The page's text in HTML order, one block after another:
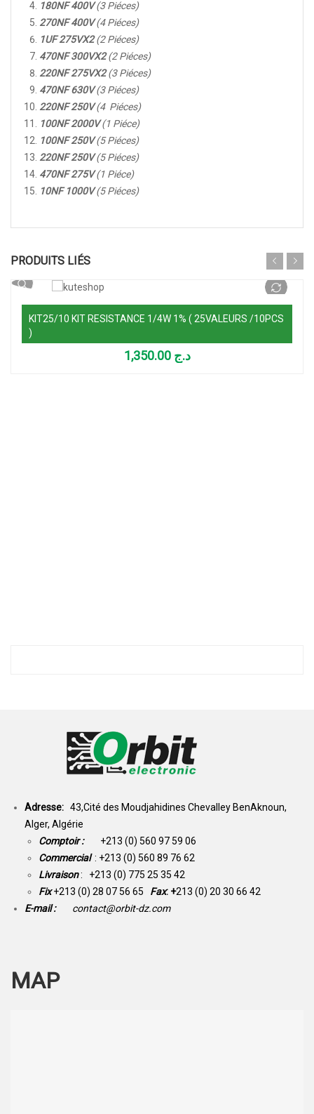
180NF 400V(3 Piéces)
270NF 400V(4 Piéces)
1UF 275VX2(2 Piéces)
470NF 300VX2(2 Piéces)
220NF 275VX2(3 Piéces)
470NF 630V(3 Piéces)
220NF 250V(4 Piéces)
100NF 2000V(1 Piéce)
100NF 250V(5 Piéces)
220NF 250V(5 Piéces)
470NF 275V(1 Piéce)
10NF 1000V(5 Piéces)
PRODUITS LIÉS
KIT25/10 KIT RESISTANCE 1/4W 1% ( 25VALEURS /10PCS
)
د.ج 1,350.00
Adresse: 43,Cité des Moudjahidines Chevalley BenAknoun,
Alger, Algérie
Comptoir : +213 (0) 560 97 59 06
Commercial : +213 (0) 560 89 76 62
Livraison: +213 (0) 775 25 35 42
Fix +213 (0) 28 07 56 65 Fax: +213 (0) 20 30 66 42
E-mail :
contact@orbit-dz.com
MAP